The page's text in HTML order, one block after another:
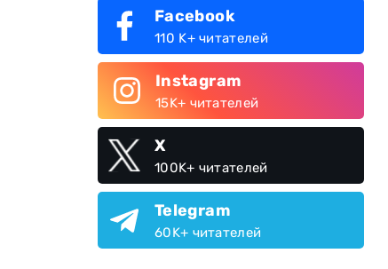
Facebook
110 K+ читателей
Instagram
15K+ читателей
X
100K+ читателей
Telegram
60K+ читателей